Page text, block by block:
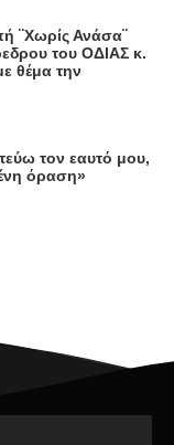
¨Χωρίς Ανάσα¨
του ΟΔΙΑΣ κ.
θέμα την
τον εαυτό μου,
όραση»